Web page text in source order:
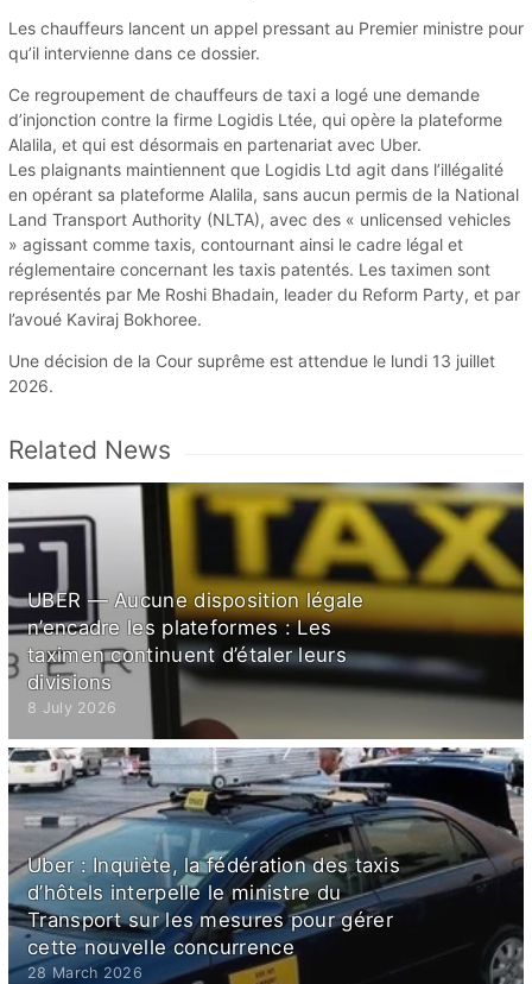
Les chauffeurs lancent un appel pressant au Premier ministre pour
qu’il intervienne dans ce dossier.
Ce regroupement de chauffeurs de taxi a logé une demande
d’injonction contre la firme Logidis Ltée, qui opère la plateforme
Alalila, et qui est désormais en partenariat avec Uber.
Les plaignants maintiennent que Logidis Ltd agit dans l’illégalité
en opérant sa plateforme Alalila, sans aucun permis de la National
Land Transport Authority (NLTA), avec des « unlicensed vehicles
» agissant comme taxis, contournant ainsi le cadre légal et
réglementaire concernant les taxis patentés. Les taximen sont
représentés par Me Roshi Bhadain, leader du Reform Party, et par
l’avoué Kaviraj Bokhoree.
Une décision de la Cour suprême est attendue le lundi 13 juillet
2026.
Related News
UBER — Aucune disposition légale
n’encadre les plateformes : Les
taximen continuent d’étaler leurs
divisions
8 July 2026
Uber : Inquiète, la fédération des taxis
d’hôtels interpelle le ministre du
Transport sur les mesures pour gérer
cette nouvelle concurrence
28 March 2026